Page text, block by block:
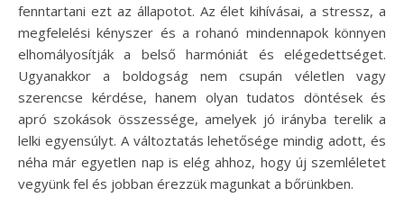
fenntartani ezt az állapotot. Az élet kihívásai, a stressz, a
megfelelési kényszer és a rohanó mindennapok könnyen
elhomályosítják a belső harmóniát és elégedettséget.
Ugyanakkor a boldogság nem csupán véletlen vagy
szerencse kérdése, hanem olyan tudatos döntések és
apró szokások összessége, amelyek jó irányba terelik a
lelki egyensúlyt. A változtatás lehetősége mindig adott, és
néha már egyetlen nap is elég ahhoz, hogy új szemléletet
vegyünk fel és jobban érezzük magunkat a bőrünkben.